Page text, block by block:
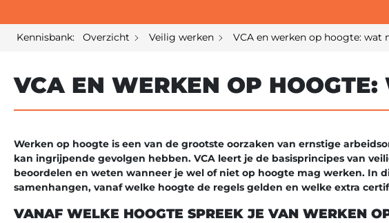
Kennisbank: Overzicht Veilig werken VCA en werken op hoogte: wat
VCA EN WERKEN OP
Werken op hoogte is een van de grootste oorzaken van ernstige
kan ingrijpende gevolgen hebben. VCA leert je de basisprincipes van
beoordelen en weten wanneer je wel of niet op hoogte mag werken. In
samenhangen, vanaf welke hoogte de regels gelden en welke extra
VANAF WELKE HOOGTE SPREEK JE VAN WERKEN